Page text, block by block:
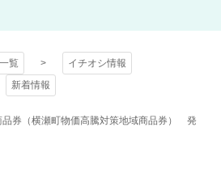
覧
イチオシ情報
新着情報
券（横瀬町物価高騰対策地域商品券） 発